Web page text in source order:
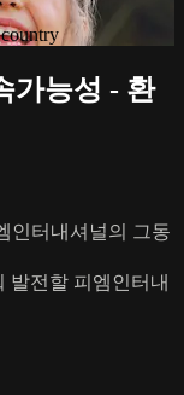
가능성 - 환
인터내셔널의 그동
발전할 피엠인터내